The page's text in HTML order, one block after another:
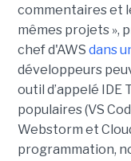
commentaires et
mêmes projets »,
chef d'AWS dans
développeurs
outil d’appelé IDE
populaires (VS
Webstorm et
programmation,